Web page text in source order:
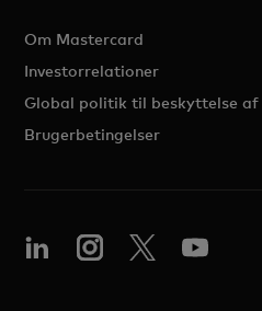
Om Mastercard
Investorrelationer
Global politik til beskyttelse af
Brugerbetingelser